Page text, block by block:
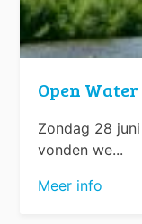
Open
Zondag 28
vonden we...
Meer info